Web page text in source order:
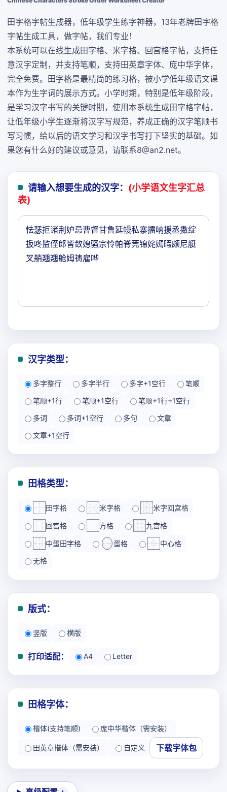
田字格字帖生成器，低年级学生练字神器，13年老牌田字格
字帖生成工具，做字帖，我们专业！
本系统可以在线生成田字格、米字格、回宫格字帖，支持任
意汉字定制，并支持笔顺，支持田英章字体、庞中华字体，
完全免费。田字格是最精简的练习格，被小学低年级语文课
本作为生字词的展示方式。小学时期，特别是低年级阶段，
是学习汉字书写的关键时期，使用本系统生成田字格字帖，
让低年级小学生逐渐将汉字写规范，养成正确的汉字笔顺书
写习惯，给以后的语文学习和汉字书写打下坚实的基础。如
果您有什么好的建议或意见，请联系8@an2.net。
请输入想要生成的汉字： (小学语文生字汇总
表)
汉字类型：
多字整行 多字半行 多字+1空行
笔顺
笔顺+1行
笔顺+1空行
笔顺+1行+1空行
多词
多词+1空行 多句
文章
文章+1空行
田格类型：
田字格 米字格 米字回宫格
回宫格 方格 九宫格
中蛋田字格 蛋格 中心格
无格
版式：
竖版 横版
打印适配： A4 Letter
田格字体：
楷体(支持笔顺) 庞中华楷体（需安装）
田英章楷体（需安装） 自定义 下载字体包